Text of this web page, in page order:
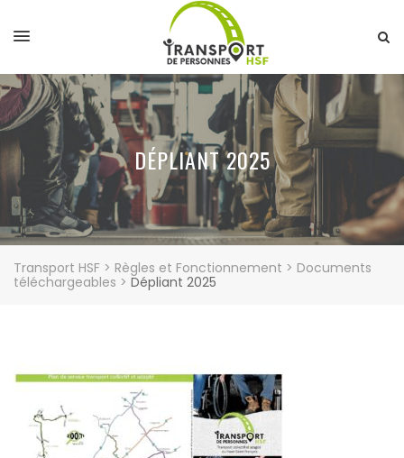
DÉPLIANT 2025
Transport HSF > Règles et Fonctionnement > Documents
téléchargeables > Dépliant 2025